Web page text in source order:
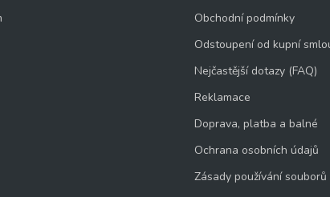
Obchodní podmínky
Odstoupení od kupní
Nejčastější dotazy (FAQ)
Reklamace
Doprava, platba a balné
Ochrana osobních údajů
Zásady používání souborů